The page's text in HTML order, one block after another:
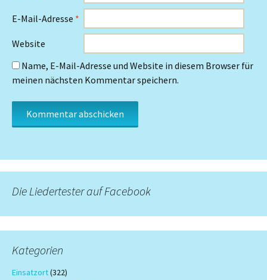
E-Mail-Adresse *
Website
Name, E-Mail-Adresse und Website in diesem Browser für
meinen nächsten Kommentar speichern.
Die Liedertester auf Facebook
Kategorien
Einsatzort(322)